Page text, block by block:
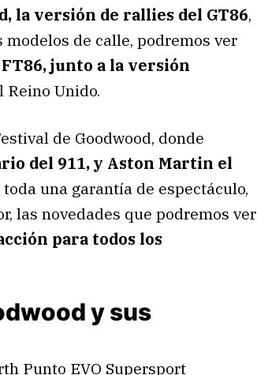
la versión de rallies del GT86,
de calle, podremos ver
junto a la versión
Reino Unido.
de Goodwood, donde
del 911, y Aston Martin el
una garantía de espectáculo,
las novedades que podremos ver
para todos los
y sus
Punto EVO Supersport